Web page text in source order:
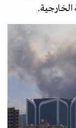
الخارجية.